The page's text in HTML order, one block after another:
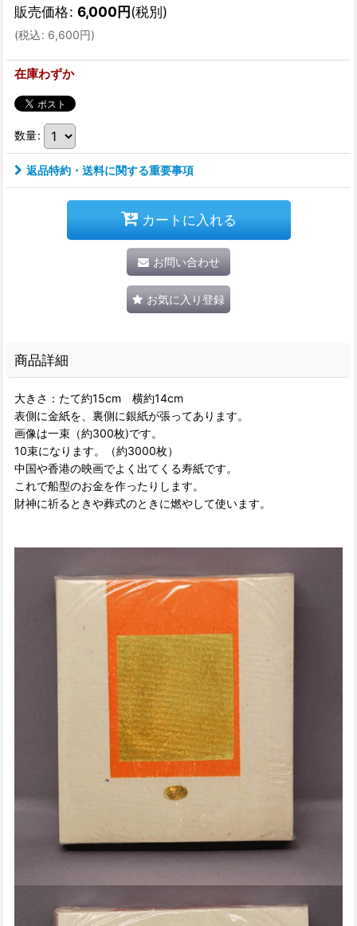
販売価格: 6,000円(税別)
(税込: 6,600円)
在庫わずか
数量:
返品特約・送料に関する重要事項
カートに入れる
お問い合わせ
お気に入り登録
商品詳細
大きさ：たて約15cm 横約14cm
表側に金紙を、裏側に銀紙が張ってあります。
画像は一束（約300枚)です。
10束になります。（約3000枚）
中国や香港の映画でよく出てくる寿紙です。
これで船型のお金を作ったりします。
財神に祈るときや葬式のときに燃やして使います。